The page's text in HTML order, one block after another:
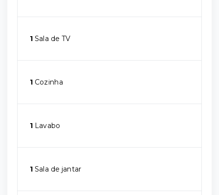
1 Sala de TV
1 Cozinha
1 Lavabo
1 Sala de jantar